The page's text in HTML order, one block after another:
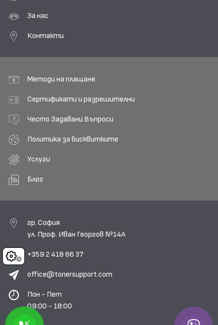
Cookies
За нас
Контакти
Методи на плащане
Сертификати и разрешителни
Често Задавани Въпроси
Политика за бисквитките
Услуги
Блог
гр. София
ул. Проф. Иван Георгов №14А
+359 2 418 66 37
office@tonersupport.com
Пон - Пет
09:00 - 18:00